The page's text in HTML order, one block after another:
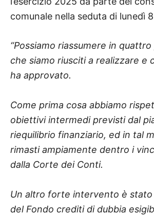
comunale nella seduta di lunedì
“Possiamo riassumere in
che siamo riusciti a realizzare e
ha approvato.
Come prima cosa abbiamo
obiettivi intermedi previsti dal
riequilibrio finanziario, ed in tal
rimasti ampiamente dentro i
dalla Corte dei Conti.
Un altro forte intervento è stato
del Fondo crediti di dubbia